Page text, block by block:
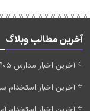
آخرین مطالب وبلاگ
آخرین اخبار مدارس 1405
آخرین اخبار استخدام سازمان